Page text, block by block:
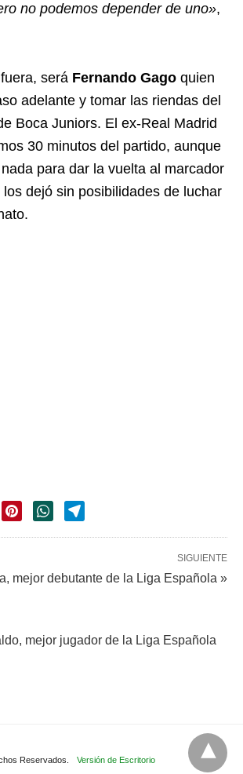
no podemos depender de uno»,
será Fernando Gago quien
adelante y tomar las riendas del
Boca Juniors. El ex-Real Madrid
30 minutos del partido, aunque
para dar la vuelta al marcador
dejó sin posibilidades de luchar
SIGUIENTE
mejor debutante de la Liga Española »
mejor jugador de la Liga Española
Reservados. Versión de Escritorio